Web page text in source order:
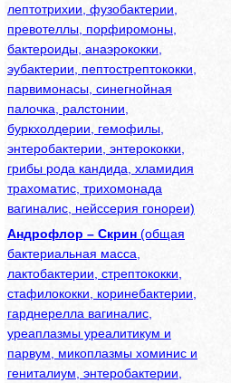
лептотрихии, фузобактерии,
превотеллы, порфиромоны,
бактероиды, анаэрококки,
эубактерии, пептострептококки,
парвимонасы, синегнойная
палочка, ралстонии,
буркхолдерии, гемофилы,
энтеробактерии, энтерококки,
грибы рода кандида, хламидия
трахоматис, трихомонада
вагиналис, нейссерия гонореи)
Андрофлор – Скрин (общая
бактериальная масса,
лактобактерии, стрептококки,
стафилококки, коринебактерии,
гарднерелла вагиналис,
уреаплазмы уреалитикум и
парвум, микоплазмы хоминис и
гениталиум, энтеробактерии,